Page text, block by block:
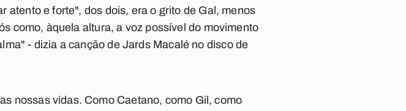
atento e forte", dos dois, era o grito de Gal, menos
como, àquela altura, a voz possível do movimento
- dizia a canção de Jards Macalé no disco de
nossas vidas. Como Caetano, como Gil, como